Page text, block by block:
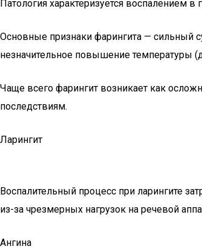
Патология характеризуется воспалением
Основные признаки фарингита — сильный
незначительное повышение температуры
Чаще всего фарингит возникает как
последствиям.
Ларингит
Воспалительный процесс при ларингите
из-за чрезмерных нагрузок на речевой
Ангина